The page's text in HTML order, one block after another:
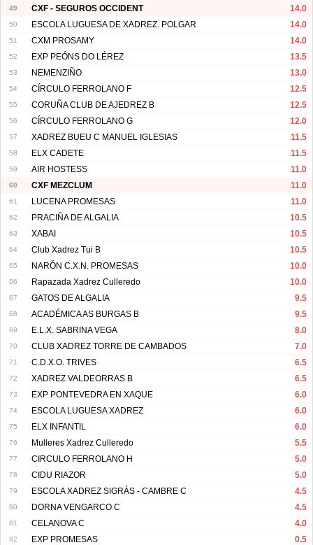
49 CXF - SEGUROS OCCIDENT 14.0
50 ESCOLA LUGUESA DE XADREZ. POLGAR 14.0
51 CXM PROSAMY 14.0
52 EXP PEÓNS DO LÉREZ 13.5
53 NEMENZIÑO 13.0
54 CÍRCULO FERROLANO F 12.5
55 CORUÑA CLUB DE AJEDREZ B 12.5
56 CÍRCULO FERROLANO G 12.0
57 XADREZ BUEU C MANUEL IGLESIAS 11.5
58 ELX CADETE 11.5
59 AIR HOSTESS 11.0
60 CXF MEZCLUM 11.0
61 LUCENA PROMESAS 11.0
62 PRACIÑA DE ALGALIA 10.5
63 XABAI 10.5
64 Club Xadrez Tui B 10.5
65 NARÓN C.X.N. PROMESAS 10.0
66 Rapazada Xadrez Culleredo 10.0
67 GATOS DE ALGALIA 9.5
68 ACADÉMICA AS BURGAS B 9.5
69 E.L.X. SABRINA VEGA 8.0
70 CLUB XADREZ TORRE DE CAMBADOS 7.0
71 C.D.X.O. TRIVES 6.5
72 XADREZ VALDEORRAS B 6.5
73 EXP PONTEVEDRA EN XAQUE 6.0
74 ESCOLA LUGUESA XADREZ 6.0
75 ELX INFANTIL 6.0
76 Mulleres Xadrez Culleredo 5.5
77 CIRCULO FERROLANO H 5.0
78 CIDU RIAZOR 5.0
79 ESCOLA XADREZ SIGRÁS - CAMBRE C 4.5
80 DORNA VENGARCO C 4.5
81 CELANOVA C 4.0
82 EXP PROMESAS 0.5